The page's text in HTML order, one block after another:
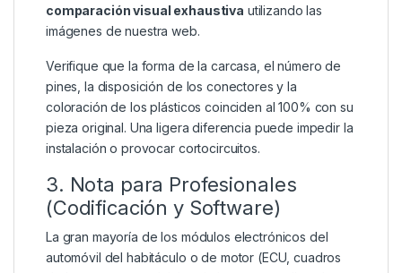
comparación visual exhaustiva utilizando las
imágenes de nuestra web.
Verifique que la forma de la carcasa, el número de
pines, la disposición de los conectores y la
coloración de los plásticos coinciden al 100% con su
pieza original. Una ligera diferencia puede impedir la
instalación o provocar cortocircuitos.
3. Nota para Profesionales
(Codificación y Software)
La gran mayoría de los módulos electrónicos del
automóvil del habitáculo o de motor (ECU, cuadros